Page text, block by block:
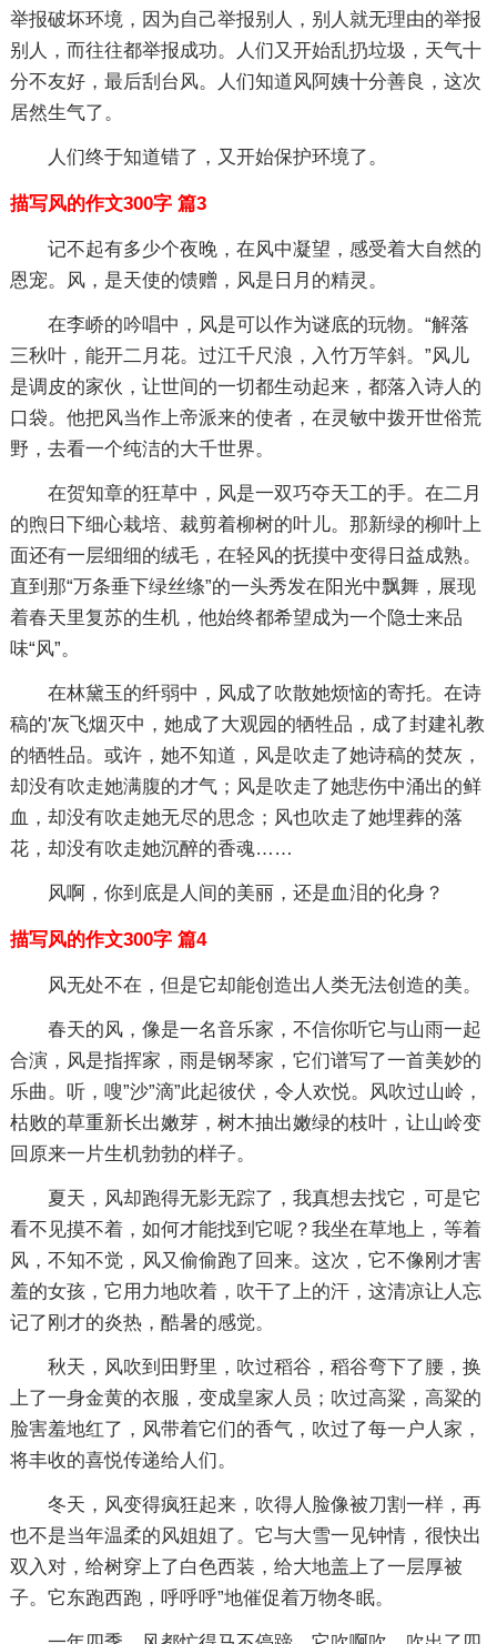
举报破坏环境，因为自己举报别人，别人就无理由的举报
别人，而往往都举报成功。人们又开始乱扔垃圾，天气十
分不友好，最后刮台风。人们知道风阿姨十分善良，这次
居然生气了。
人们终于知道错了，又开始保护环境了。
描写风的作文300字 篇3
记不起有多少个夜晚，在风中凝望，感受着大自然的
恩宠。风，是天使的馈赠，风是日月的精灵。
在李峤的吟唱中，风是可以作为谜底的玩物。“解落
三秋叶，能开二月花。过江千尺浪，入竹万竿斜。”风儿
是调皮的家伙，让世间的一切都生动起来，都落入诗人的
口袋。他把风当作上帝派来的使者，在灵敏中拨开世俗荒
野，去看一个纯洁的大千世界。
在贺知章的狂草中，风是一双巧夺天工的手。在二月
的煦日下细心栽培、裁剪着柳树的叶儿。那新绿的柳叶上
面还有一层细细的绒毛，在轻风的抚摸中变得日益成熟。
直到那“万条垂下绿丝绦”的一头秀发在阳光中飘舞，展现
着春天里复苏的生机，他始终都希望成为一个隐士来品
味“风”。
在林黛玉的纤弱中，风成了吹散她烦恼的寄托。在诗
稿的'灰飞烟灭中，她成了大观园的牺牲品，成了封建礼教
的牺牲品。或许，她不知道，风是吹走了她诗稿的焚灰，
却没有吹走她满腹的才气；风是吹走了她悲伤中涌出的鲜
血，却没有吹走她无尽的思念；风也吹走了她埋葬的落
花，却没有吹走她沉醉的香魂……
风啊，你到底是人间的美丽，还是血泪的化身？
描写风的作文300字 篇4
风无处不在，但是它却能创造出人类无法创造的美。
春天的风，像是一名音乐家，不信你听它与山雨一起
合演，风是指挥家，雨是钢琴家，它们谱写了一首美妙的
乐曲。听，嗖”沙”滴”此起彼伏，令人欢悦。风吹过山岭，
枯败的草重新长出嫩芽，树木抽出嫩绿的枝叶，让山岭变
回原来一片生机勃勃的样子。
夏天，风却跑得无影无踪了，我真想去找它，可是它
看不见摸不着，如何才能找到它呢？我坐在草地上，等着
风，不知不觉，风又偷偷跑了回来。这次，它不像刚才害
羞的女孩，它用力地吹着，吹干了上的汗，这清凉让人忘
记了刚才的炎热，酷暑的感觉。
秋天，风吹到田野里，吹过稻谷，稻谷弯下了腰，换
上了一身金黄的衣服，变成皇家人员；吹过高粱，高粱的
脸害羞地红了，风带着它们的香气，吹过了每一户人家，
将丰收的喜悦传递给人们。
冬天，风变得疯狂起来，吹得人脸像被刀割一样，再
也不是当年温柔的风姐姐了。它与大雪一见钟情，很快出
双入对，给树穿上了白色西装，给大地盖上了一层厚被
子。它东跑西跑，呼呼呼”地催促着万物冬眠。